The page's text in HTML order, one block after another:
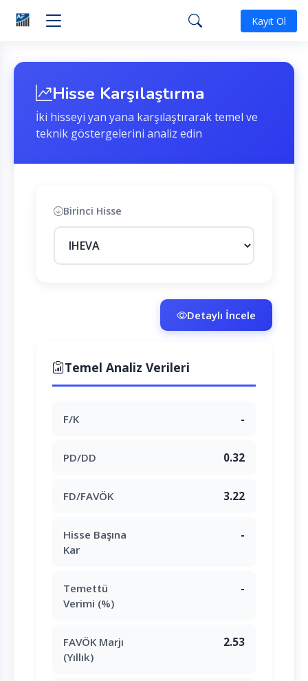
Kayıt Ol
Hisse Karşılaştırma
İki hisseyi yan yana karşılaştırarak temel ve
teknik göstergelerini analiz edin
Birinci Hisse
Detaylı İncele
Temel Analiz Verileri
F/K -
PD/DD 0.32
FD/FAVÖK 3.22
Hisse Başına
Kar
-
Temettü
Verimi (%)
-
FAVÖK Marjı
(Yıllık)
2.53